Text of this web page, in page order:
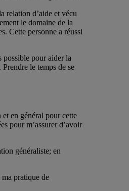
relation d’aide et vécu
le domaine de la
Cette personne a réussi
possible pour aider la
le temps de se
en général pour cette
pour m’assurer d’avoir
généraliste; en
pratique de